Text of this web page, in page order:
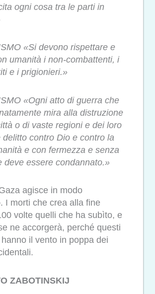
ogni cosa tra le parti in
«Si devono rispettare e
umanità i non-combattenti, i
e i prigionieri.»
«Ogni atto di guerra che
mira alla distruzione
o di vaste regioni e dei loro
delitto contro Dio e contro la
e con fermezza e senza
deve essere condannato.»
agisce in modo
I morti che crea alla fine
volte quelli che ha subìto, e
ne accorgerà, perché questi
il vento in poppa dei
ZABOTINSKIJ